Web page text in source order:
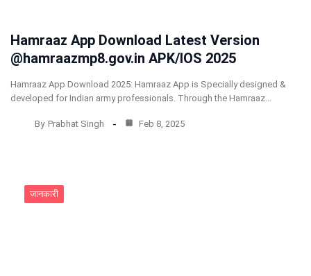
Hamraaz App Download Latest Version
@hamraazmp8.gov.in APK/IOS 2025
Hamraaz App Download 2025: Hamraaz App is Specially designed &
developed for Indian army professionals. Through the Hamraaz…
By Prabhat Singh Feb 8, 2025
जानकारी